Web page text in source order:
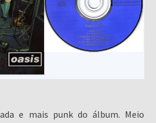
e mais punk do álbum. Meio